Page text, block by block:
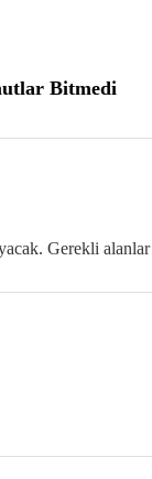
Bitmedi
Gerekli alanlar